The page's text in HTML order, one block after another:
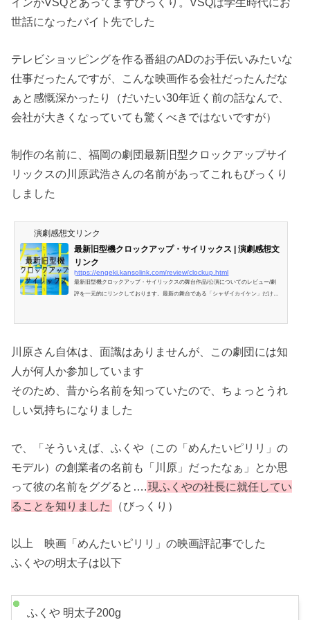
世話になったバイト先でした
テレビショッピングを作る番組のADのお手伝いみたいな
仕事だったんですが、こんな映画作る会社だったんだな
ぁと感慨深かったり（だいたい30年近く前の話なんで、
会社が大きくなっていても驚くべきではないですが）
制作の名前に、福岡の劇団最新旧型クロックアップサイ
リックスの川原武浩さんの名前があってこれもびっくり
しました
演劇感想文リンク
最新旧型機クロックアップ・サイリックス | 演劇感想文
リンク
https://engeki.kansolink.com/review/clockup.html
最新旧型機クロックアップ・サイリックスの舞台作品/公演についてのレビュー/劇
評を一元的にリンクしております。最新の舞台である「シャザイカイケン」だけで
川原さん自体は、面識はありませんが、この劇団には知
人が何人か参加しています
そのため、昔から名前を知っていたので、ちょっとうれ
しい気持ちになりました
で、「そういえば、ふくや（この「めんたいピリリ」の
モデル）の創業者の名前も「川原」だったなぁ」とか思
って彼の名前をググると….
現ふくやの社長に就任してい
ることを知りました
（びっくり）
以上 映画「めんたいピリリ」の映画評記事でした
ふくやの明太子は以下
ふくや 明太子200g